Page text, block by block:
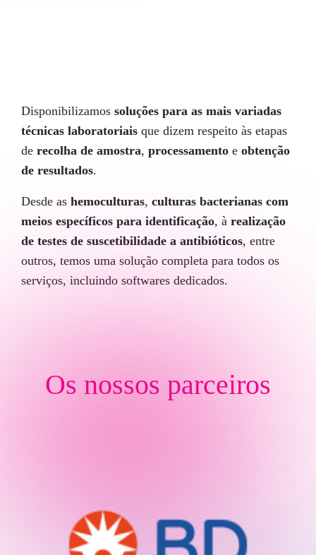
Disponibilizamos soluções para as mais variadas
técnicas laboratoriais que dizem respeito às etapas
de recolha de amostra, processamento e obtenção
de resultados.
Desde as hemoculturas, culturas bacterianas com
meios específicos para identificação, à realização
de testes de suscetibilidade a antibióticos, entre
outros, temos uma solução completa para todos os
serviços, incluindo softwares dedicados.
Os nossos parceiros